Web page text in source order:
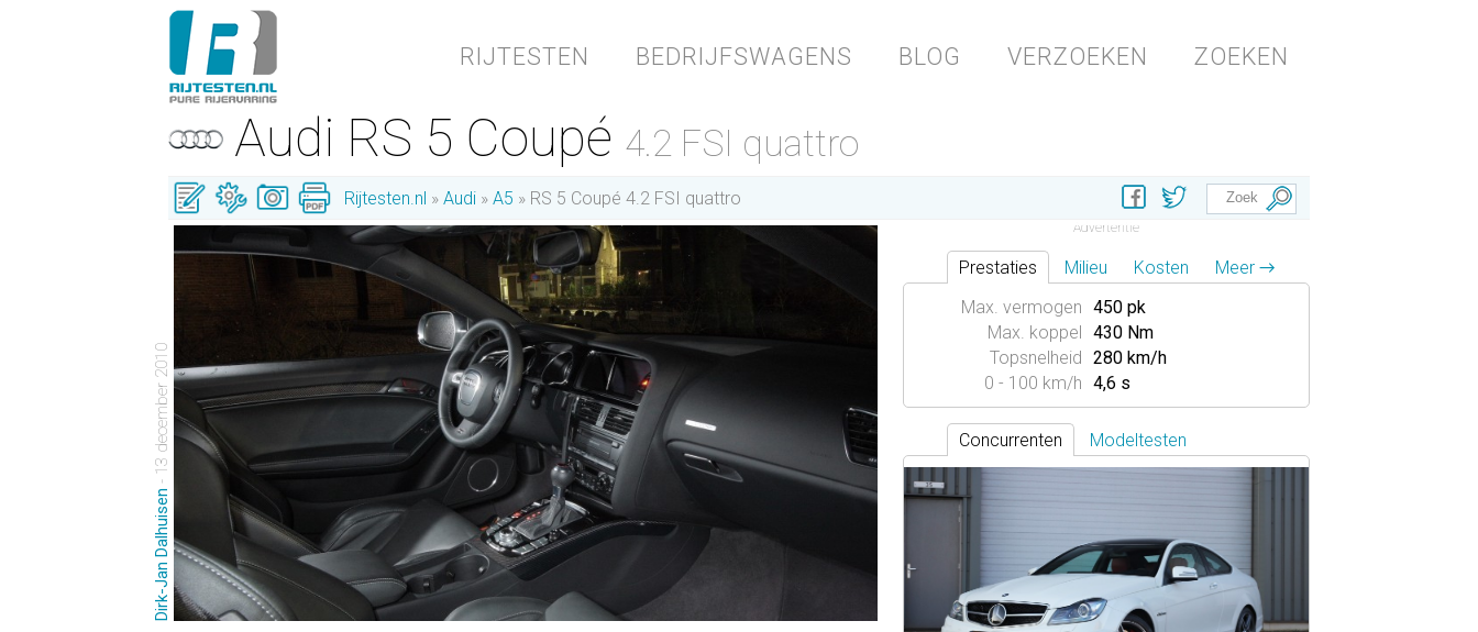
RIJTESTEN BEDRIJFSWAGENS BLOG VERZOEKEN ZOEKEN
Audi RS 5 Coupé 4.2 FSI quattro
Rijtesten.nl Audi A5 RS 5 Coupé 4.2 FSI quattro
Dirk-Jan Dalhuisen
- 13 december 2010
Prestaties Milieu Kosten
Meer →
Max. vermogen 450 pk
Max. koppel 430 Nm
Topsnelheid 280 km/h
0 - 100 km/h 4,6 s
Concurrenten Modeltesten